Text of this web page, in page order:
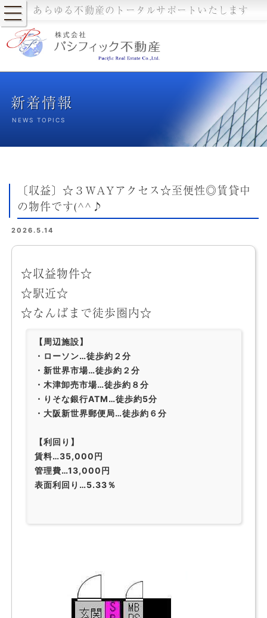
あらゆる不動産のトータルサポートいたします
新着情報
NEWS TOPICS
〔収益〕☆３WAYアクセス☆至便性◎賃貸中
の物件です(^^♪
2026.5.14
☆収益物件☆
☆駅近☆
☆なんばまで徒歩圏内☆
【周辺施設】
・ローソン…徒歩約２分
・新世界市場…徒歩約２分
・木津卸売市場…徒歩約８分
・りそな銀行ATM…徒歩約5分
・大阪新世界郵便局…徒歩約６分
【利回り】
賃料…35,000円
管理費…13,000円
表面利回り…5.33％